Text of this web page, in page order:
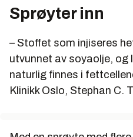
Sprøyter inn
– Stoffet som injiseres
utvunnet av soyaolje,
naturlig finnes i
Klinikk Oslo, Stephan C.